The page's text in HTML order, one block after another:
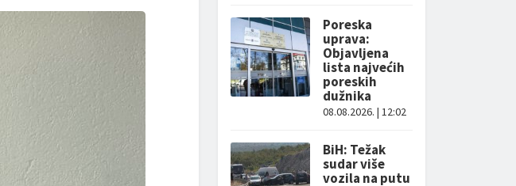
Poreska
uprava:
Objavljena
lista najvećih
poreskih
dužnika
08.08.2026. | 12:02
BiH: Težak
sudar više
vozila na putu